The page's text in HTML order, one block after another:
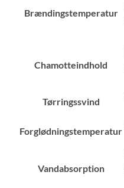
Brændingstemperatur
Chamotteindhold
Tørringssvind
Forglødningstemperatur
Vandabsorption